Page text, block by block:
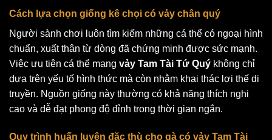
Cách lựa chọn giống kê chọi có vảy chân quý
Người sành chơi luôn tìm kiếm những cá thể có ngoại hình
chuẩn, xuất thân từ dòng đã chứng minh được sức mạnh.
Việc ưu tiên cá thể mang vảy Tam Tài Tứ Quý không chỉ
dựa trên yếu tố hình thức mà còn nhằm khai thác lợi thế di
truyền. Nguồn giống này thường có khả năng thích nghi
cao và dễ đạt phong độ đỉnh trong thời gian ngắn.
Quy trình huấn luyện đặc thù cho gà có vảy Tam Tài